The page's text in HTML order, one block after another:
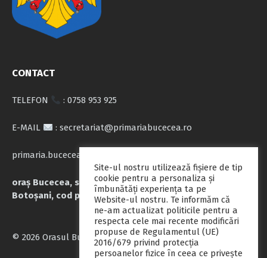
CONTACT
TELEFON : 0758 953 925
E-MAIL : secretariat@primariabucecea.ro
primaria.bucecea@yahoo.com
oraș Bucecea, str. Calea Națională nr.71, județul
Botoșani, cod poștal 717045
© 2026 Orasul Bucecea
Site-ul nostru utilizează fişiere de tip
cookie pentru a personaliza și
îmbunătăți experiența ta pe
Website-ul nostru. Te informăm că
ne-am actualizat politicile pentru a
respecta cele mai recente modificări
propuse de Regulamentul (UE)
2016/679 privind protecția
persoanelor fizice în ceea ce privește